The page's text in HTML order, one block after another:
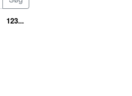
123...